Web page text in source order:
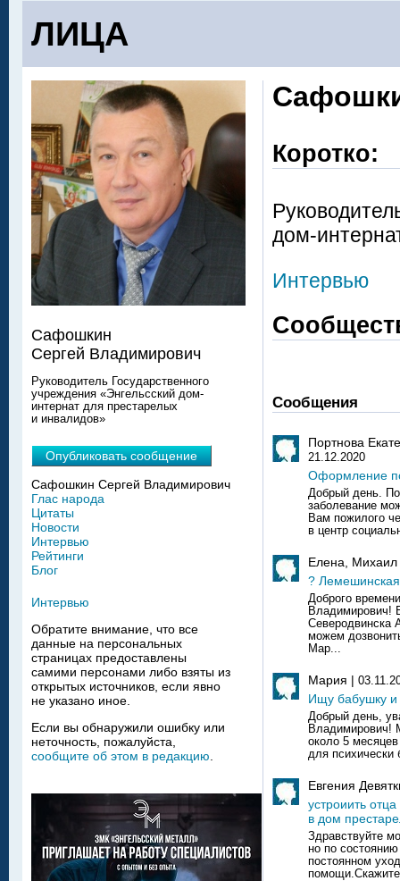
ЛИЦА
Коротко:
дом-
Интервью
Сообщения
Портнова
21.12.2020
Оформление
Добрый день.
заболевание
Вам пожилого
в центр
Елена,
?
Доброго
Владимирович!
Северодвинска
можем
Мар...
Мария |
Ищу бабушку и
Добрый день,
Владимирович!
около 5
для психически
Евгения
устроиить
в дом
Здравствуйте
но по
постоянном
Сафошкин
Сергей Владимирович
Руководитель Государственного
учреждения «Энгельсский дом-
интернат для престарелых
и инвалидов»
Опубликовать сообщение
Сафошкин Сергей Владимирович
Глас народа
Цитаты
Новости
Интервью
Рейтинги
Блог
Интервью
Обратите внимание, что все
данные на персональных
страницах предоставлены
самими персонами либо взяты из
открытых источников, если явно
не указано иное.
Если вы обнаружили ошибку или
неточность, пожалуйста,
сообщите об этом в редакцию